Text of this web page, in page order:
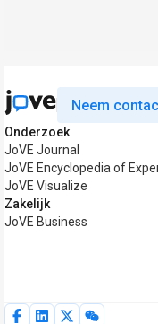
Neem
Onderzoek
JoVE Journal
JoVE Encyclopedia of
JoVE Visualize
Zakelijk
JoVE Business